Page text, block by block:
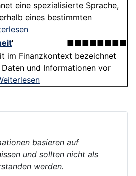
eine spezialisierte Sprache,
eines bestimmten
'
■■■■■■■■
im Finanzkontext bezeichnet
und Informationen vor
basieren auf
und sollten nicht als
werden.